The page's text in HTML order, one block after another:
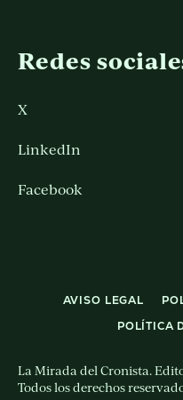
Redes
X
LinkedIn
Facebook
AVISO LEGAL
POLÍTICA
La Mirada del Cronista.
Todos los derechos